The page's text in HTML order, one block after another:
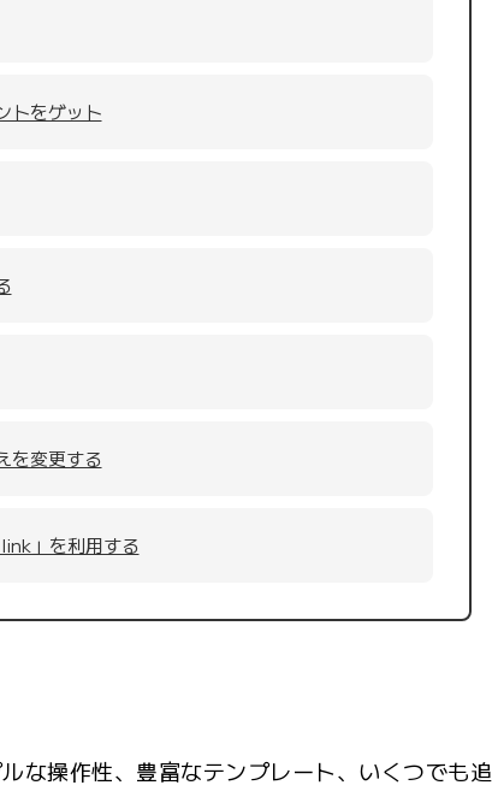
トをゲット
を変更する
」を利用する
な操作性、豊富なテンプレート、いくつでも追